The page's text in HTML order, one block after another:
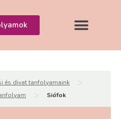
és divat tanfolyamaink >
> Siófok